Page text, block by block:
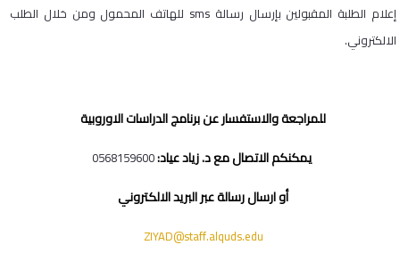
إعلام الطلبة المقبولين بإرسال رسالة sms للهاتف المحمول ومن خلال الطلب
الالكتروني.
للمراجعة والاستفسار عن برنامج الدراسات الاوروبية
يمكنكم الاتصال مع د. زياد عياد:0568159600
أو ارسال رسالة عبر البريد الالكتروني
ZIYAD@staff.alquds.edu